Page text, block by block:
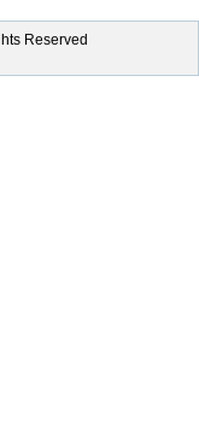
Reserved